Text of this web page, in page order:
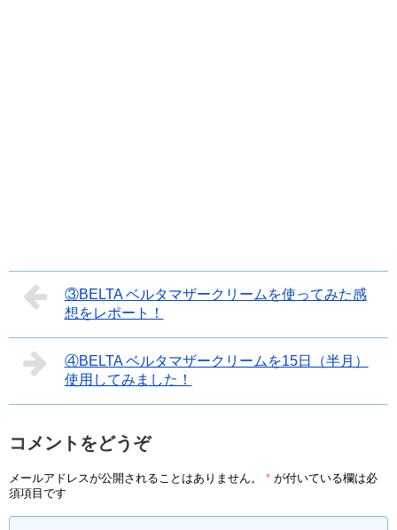
③BELTA ベルタマザークリームを使ってみた感
想をレポート！
④BELTA ベルタマザークリームを15日（半月）
使用してみました！
コメントをどうぞ
メールアドレスが公開されることはありません。 * が付いている欄は必
須項目です